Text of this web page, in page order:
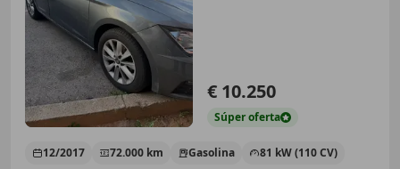
€ 10.250
Súperoferta
12/2017 72.000 km Gasolina 81 kW (110 CV)